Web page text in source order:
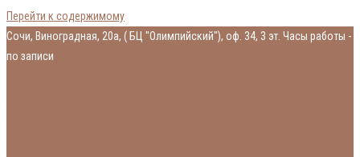
Перейти к содержимому
Сочи, Виноградная, 20а, ( БЦ "Олимпийский"), оф. 34, 3 эт. Часы работы -
по записи